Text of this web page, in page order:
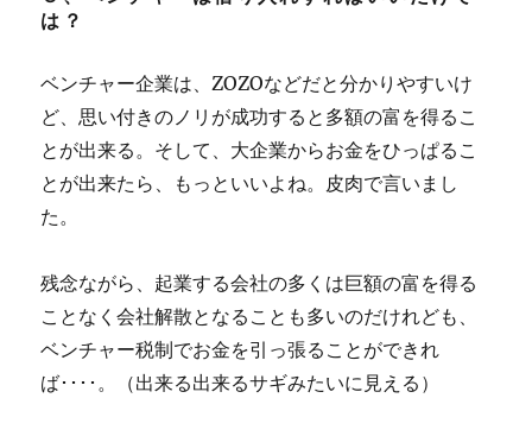
は？
ベンチャー企業は、ZOZOなどだと分かりやすいけ
ど、思い付きのノリが成功すると多額の富を得るこ
とが出来る。そして、大企業からお金をひっぱるこ
とが出来たら、もっといいよね。皮肉で言いまし
た。
残念ながら、起業する会社の多くは巨額の富を得る
ことなく会社解散となることも多いのだけれども、
ベンチャー税制でお金を引っ張ることができれ
ば････。（出来る出来るサギみたいに見える）